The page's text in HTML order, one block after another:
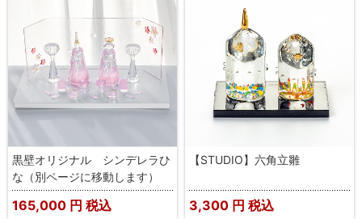
黒壁オリジナル シンデレラひ
な（別ページに移動します）
165,000 円 税込
【STUDIO】六角立雛
3,300 円 税込